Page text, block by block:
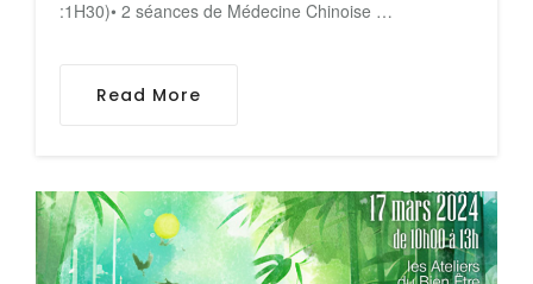
:1H30)• 2 séances de Médecine Chinoise …
Read More